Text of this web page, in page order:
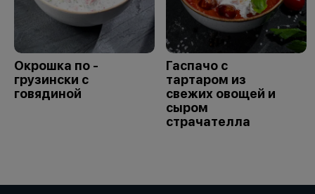
Окрошка по -
грузински с
говядиной
Гаспачо с
тартаром из
свежих овощей и
сыром
страчателла